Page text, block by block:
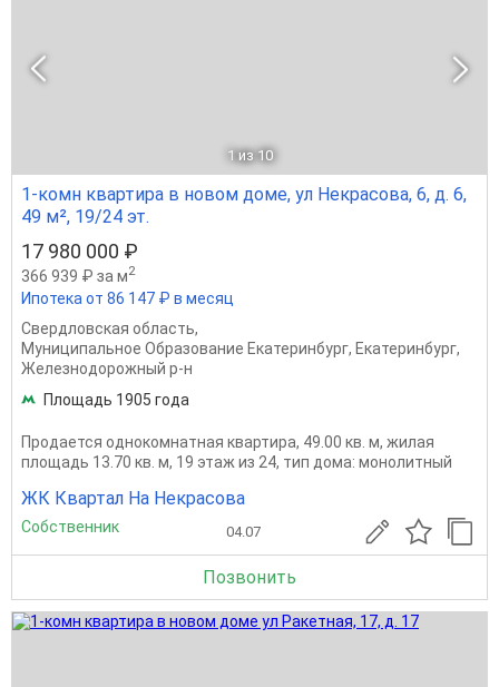
1 из 10
1-комн квартира в новом доме, ул Некрасова, 6, д. 6,
49 м², 19/24 эт.
17 980 000 ₽
366 939 ₽ за м2
Ипотека от 86 147 ₽ в месяц
Свердловская область,
Муниципальное Образование Екатеринбург, Екатеринбург,
Железнодорожный р-н
Площадь 1905 года
Продается однокомнатная квартира, 49.00 кв. м, жилая
площадь 13.70 кв. м, 19 этаж из 24, тип дома: монолитный
ЖК Квартал На Некрасова
Собственник 04.07
Позвонить